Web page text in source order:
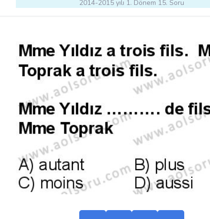
2014-2015 yılı 1. Dönem 15. Soru